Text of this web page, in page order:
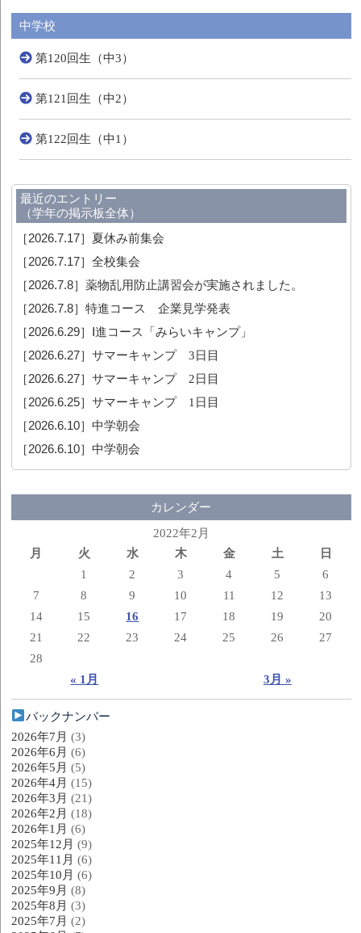
中学校
第120回生（中3）
第121回生（中2）
第122回生（中1）
最近のエントリー
（学年の掲示板全体）
［2026.7.17］ 夏休み前集会
［2026.7.17］全校集会
［2026.7.8］薬物乱用防止講習会が実施されました。
［2026.7.8］特進コース 企業見学発表
［2026.6.29］ Ⅰ進コース「みらいキャンプ」
［2026.6.27］サマーキャンプ 3日目
［2026.6.27］サマーキャンプ 2日目
［2026.6.25］サマーキャンプ 1日目
［2026.6.10］中学朝会
［2026.6.10］中学朝会
カレンダー
2022年2月
月
火 水 木 金 土 日
« 1月 3月 »
1 2 3 4 5
6
7
8 9 10 11 12
13
14
15 16 17 18 19
20
21
22 23 24 25 26
27
28
バックナンバー
2026年7月 (3)
2026年6月 (6)
2026年5月 (5)
2026年4月 (15)
2026年3月 (21)
2026年2月 (18)
2026年1月 (6)
2025年12月 (9)
2025年11月 (6)
2025年10月 (6)
2025年9月 (8)
2025年8月 (3)
2025年7月 (2)